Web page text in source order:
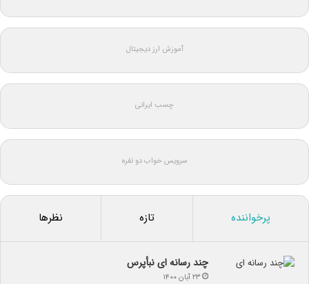
آموزش ارز دیجیتال
چسب ایرانی
سرویس خواب دو نفره
پرخواننده تازه نظرها
چند رسانه ای نبأپرس
۲۳ آبان ۱۴۰۰